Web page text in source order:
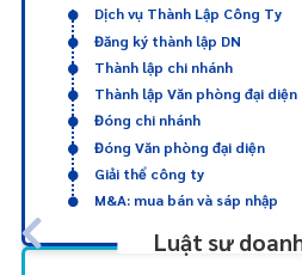
Dịch vụ Thành Lập Công Ty
Đăng ký thành lập DN
Thành lập chi nhánh
Thành lập Văn phòng đại diện
Đóng chi nhánh
Đóng Văn phòng đại diện
Giải thể công ty
M&A: mua bán và sáp nhập
Luật sư